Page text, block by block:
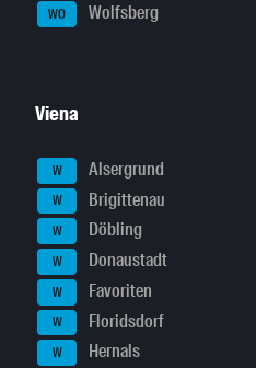
WO Wolfsberg
Viena
W Alsergrund
W Brigittenau
W Döbling
W Donaustadt
W Favoriten
W Floridsdorf
W Hernals